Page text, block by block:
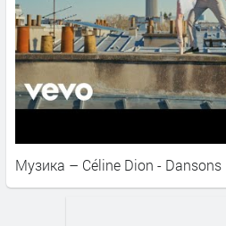
Музика – Céline Dion - Dansons